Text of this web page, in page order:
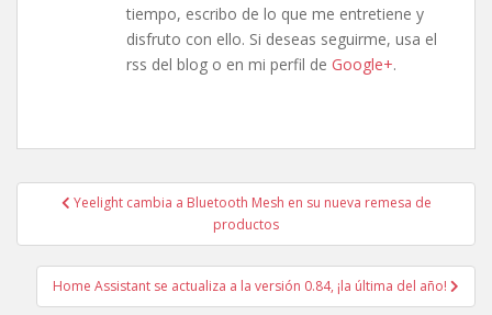
tiempo, escribo de lo que me entretiene y
disfruto con ello. Si deseas seguirme, usa el
rss del blog o en mi perfil de Google+.
Navegación
entradas
Yeelight cambia a Bluetooth Mesh en su nueva remesa de
productos
Home Assistant se actualiza a la versión 0.84, ¡la última del año!